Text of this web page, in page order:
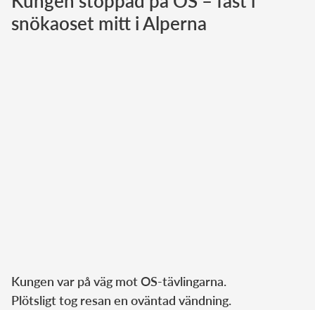
Norska kungahuset
snökaoset mitt i Alperna
Kungen var på väg mot OS-tävlingarna.
Plötsligt tog resan en oväntad vändning.